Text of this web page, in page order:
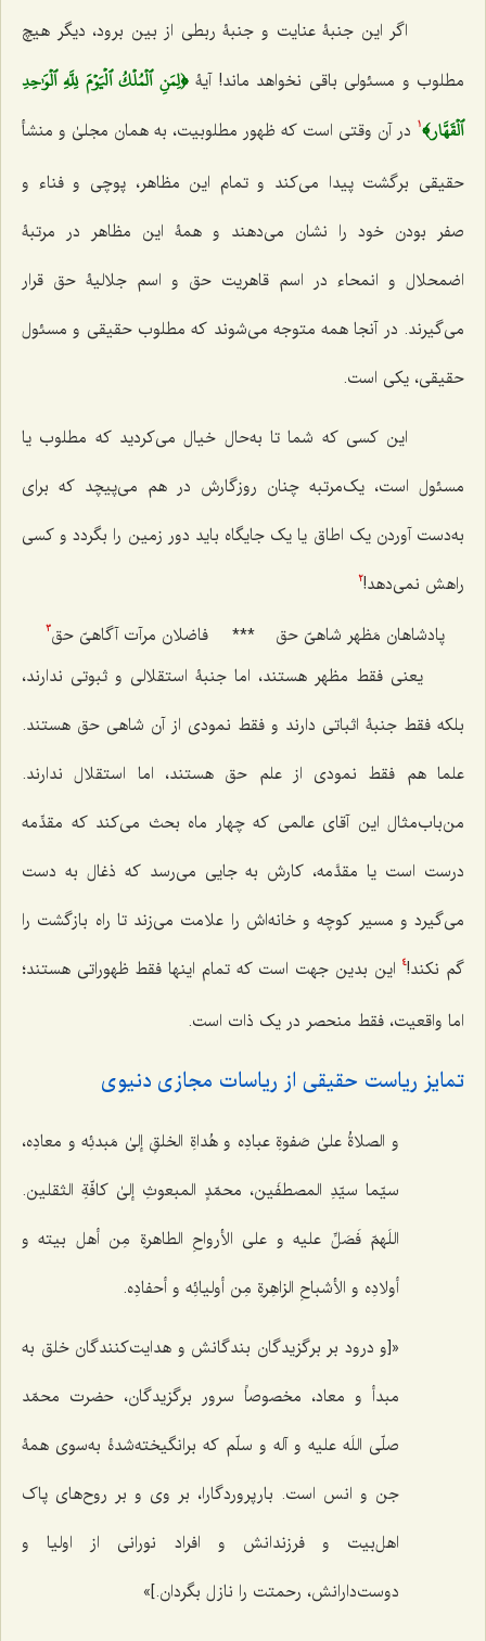
اگر این جنبۀ عنایت و جنبۀ ربطی از بین برود، دیگر هیچ
مطلوب و مسئولی باقی نخواهد ماند! آیۀ﴿لِمَنِ ٱلۡمُلۡكُ ٱلۡيَوۡمَ لِلَّهِ ٱلۡوَٰحِدِ
ٱلۡقَهَّار﴾1
در آن وقتی است که ظهور مطلوبیت، به همان مجلیٰ و منشأ
حقیقی برگشت پیدا می‌کند و تمام این مظاهر، پوچی و فناء و
صفر بودن خود را نشان می‌دهند و همۀ این مظاهر در مرتبۀ
اضمحلال و انمحاء در اسم قاهریت حق و اسم جلالیۀ حق قرار
می‌گیرند. در آنجا همه متوجه می‌شوند که مطلوب حقیقی و مسئول
حقیقی، یکی است.
‌این کسی که شما تا به‌حال خیال می‌کردید که مطلوب یا
مسئول است، یک‌مرتبه چنان روزگارش در هم می‌پیچد که برای
به‌دست آوردن یک اطاق یا یک جایگاه باید دور زمین را بگردد و کسی
راهش نمی‌دهد!2
پادشاهان مَظهر شاهیّ حق *** فاضلان مرآت آگاهیّ حق3
یعنی فقط مظهر هستند، اما جنبۀ استقلالی و ثبوتی ندارند،
بلکه فقط جنبۀ اثباتی دارند و فقط نمودی از آن شاهی حق هستند.
علما هم فقط نمودی از علم حق هستند، اما استقلال ندارند.
من‌باب‌مثال این آقای عالمی که چهار ماه بحث می‌کند که مقدِّمه
درست است یا مقدَّمه، کارش به جایی می‌رسد که ذغال به دست
می‌گیرد و مسیر کوچه و خانه‌اش را علامت می‌زند تا راه بازگشت را
گم نکند!4
این بدین جهت است که تمام اینها فقط ظهوراتی هستند؛
اما واقعیت، فقط منحصر در یک ذات است.
تمایز ریاست حقیقی از ریاسات مجازی دنیوی
و الصلاةُ علیٰ صَفوةِ عبادِه و هُداةِ الخلقِ إلیٰ مَبدئِه و معادِه،
سیّما سیّدِ المصطفَین، محمّدٍ المبعوثِ إلیٰ کافّةِ الثقلین.
اللَهمّ فَصَلِّ علیه و علی الأرواحِ الطاهرةِ مِن أهل بیته و
أولادِه و الأشباحِ الزاهِرةِ مِن أولیائِه و أحفادِه.
«[و درود بر برگزیدگان بندگانش و هدایت‌کنندگان خلق به
مبدأ و معاد، مخصوصاً سرور برگزیدگان، حضرت محمّد
صلّی اللَه علیه و آله و سلّم که برانگیخته‌شدۀ به‌سوی همۀ
جن و انس است. بارپروردگارا، بر وی و بر روح‌های پاک
اهل‌بیت و فرزندانش و افراد نورانی از اولیا و
دوست‌دارانش، رحمتت را نازل بگردان.]»